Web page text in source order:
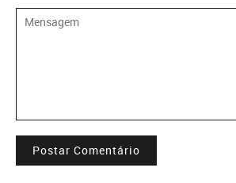
Postar Comentário